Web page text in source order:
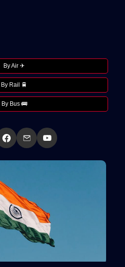
By Air ✈
By Rail 🚆
By Bus 🚌